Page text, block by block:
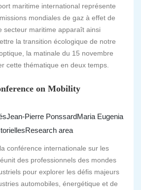
maritime international représente
mondiales de gaz à effet de
secteur maritime apparaît ainsi
la transition écologique de notre
la matinale du 15 novembre
cette thématique en deux temps.
on Mobility
Jean-Pierre PonssardMaria Eugenia
Research area
conférence internationale sur les
des professionnels des mondes
pour explorer les défis majeurs
automobiles, énergétique et de